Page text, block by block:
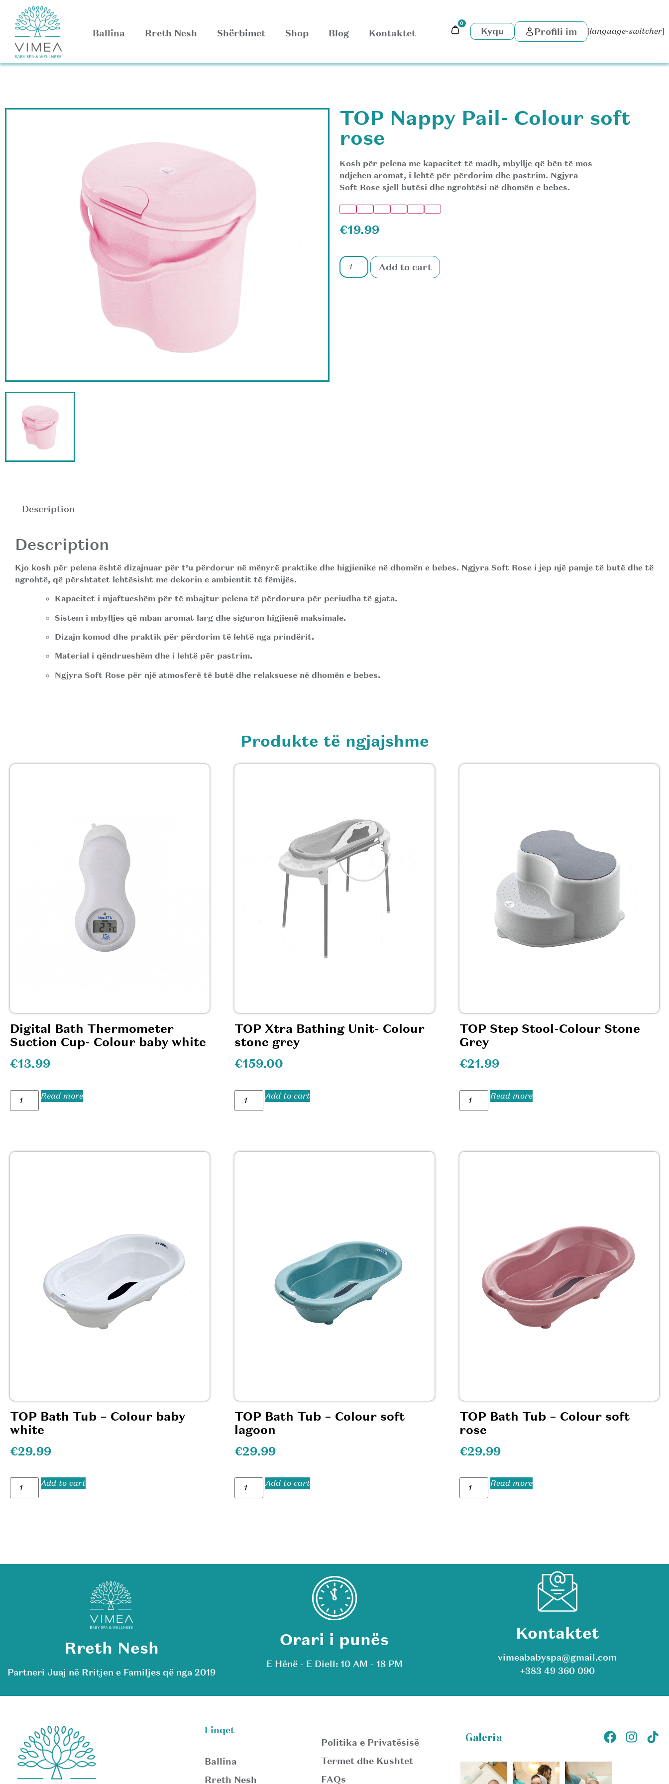
Ballina Rreth Nesh Shërbimet Shop Blog Kontaktet
0
Kyqu Profili im [language-switcher]
TOP Nappy Pail- Colour soft
rose
Kosh për pelena me kapacitet të madh, mbyllje që bën të mos
ndjehen aromat, i lehtë për përdorim dhe pastrim. Ngjyra
Soft Rose sjell butësi dhe ngrohtësi në dhomën e bebes.
€19.99
Add to cart
Description
Description
Kjo kosh për pelena është dizajnuar për t’u përdorur në mënyrë praktike dhe higjienike në dhomën e bebes. Ngjyra Soft Rose i jep një pamje të butë dhe të
ngrohtë, që përshtatet lehtësisht me dekorin e ambientit të fëmijës.
Kapacitet i mjaftueshëm për të mbajtur pelena të përdorura për periudha të gjata.
Sistem i mbylljes që mban aromat larg dhe siguron higjienë maksimale.
Dizajn komod dhe praktik për përdorim të lehtë nga prindërit.
Material i qëndrueshëm dhe i lehtë për pastrim.
Ngjyra Soft Rose për një atmosferë të butë dhe relaksuese në dhomën e bebes.
Produkte të ngjajshme
Digital Bath Thermometer
Suction Cup- Colour baby white
€13.99
Read more
TOP Xtra Bathing Unit- Colour
stone grey
€159.00
Add to cart
TOP Step Stool-Colour Stone
Grey
€21.99
Read more
TOP Bath Tub – Colour baby
white
€29.99
Add to cart
TOP Bath Tub – Colour soft
lagoon
€29.99
Add to cart
TOP Bath Tub – Colour soft
rose
€29.99
Read more
Rreth Nesh
Partneri Juaj në Rritjen e Familjes që nga 2019
Orari i punës
E Hënë - E Diell: 10 AM - 18 PM
Kontaktet
vimeababyspa@gmail.com
+383 49 360 090
Linqet
Ballina
Rreth Nesh
Politika e Privatësisë
Termet dhe Kushtet
FAQs
Galeria